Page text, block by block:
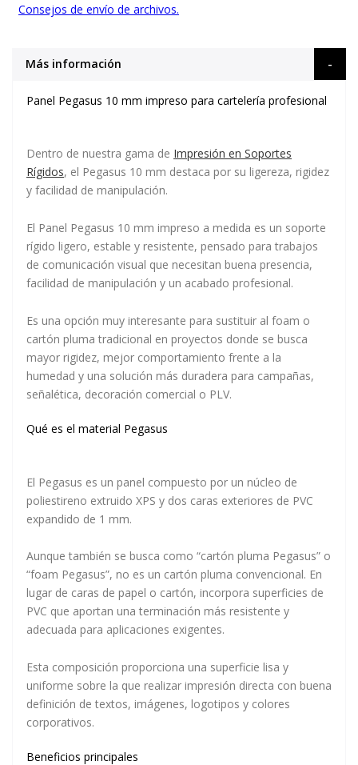
Consejos de envío de archivos.
Más información
Panel Pegasus 10 mm impreso para cartelería profesional
Dentro de nuestra gama de Impresión en Soportes
Rígidos, el Pegasus 10 mm destaca por su ligereza, rigidez
y facilidad de manipulación.
El Panel Pegasus 10 mm impreso a medida es un soporte
rígido ligero, estable y resistente, pensado para trabajos
de comunicación visual que necesitan buena presencia,
facilidad de manipulación y un acabado profesional.
Es una opción muy interesante para sustituir al foam o
cartón pluma tradicional en proyectos donde se busca
mayor rigidez, mejor comportamiento frente a la
humedad y una solución más duradera para campañas,
señalética, decoración comercial o PLV.
Qué es el material Pegasus
El Pegasus es un panel compuesto por un núcleo de
poliestireno extruido XPS y dos caras exteriores de PVC
expandido de 1 mm.
Aunque también se busca como “cartón pluma Pegasus” o
“foam Pegasus”, no es un cartón pluma convencional. En
lugar de caras de papel o cartón, incorpora superficies de
PVC que aportan una terminación más resistente y
adecuada para aplicaciones exigentes.
Esta composición proporciona una superficie lisa y
uniforme sobre la que realizar impresión directa con buena
definición de textos, imágenes, logotipos y colores
corporativos.
Beneficios principales